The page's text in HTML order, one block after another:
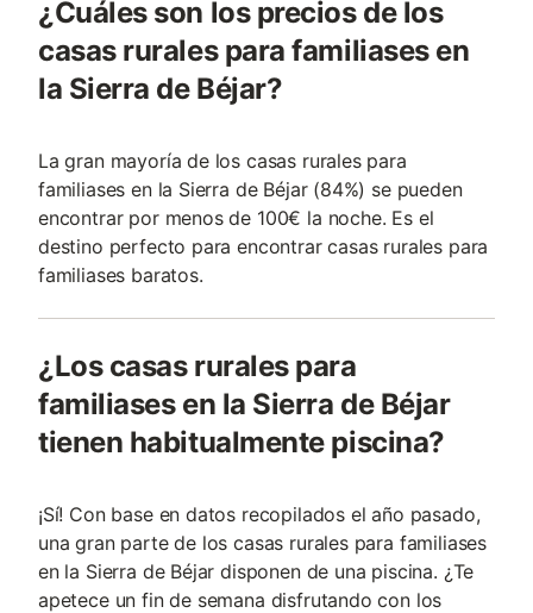
¿Cuáles son los precios de los
casas rurales para familiases en
la Sierra de Béjar?
La gran mayoría de los casas rurales para
familiases en la Sierra de Béjar (84%) se pueden
encontrar por menos de 100€ la noche. Es el
destino perfecto para encontrar casas rurales para
familiases baratos.
¿Los casas rurales para
familiases en la Sierra de Béjar
tienen habitualmente piscina?
¡Sí! Con base en datos recopilados el año pasado,
una gran parte de los casas rurales para familiases
en la Sierra de Béjar disponen de una piscina. ¿Te
apetece un fin de semana disfrutando con los